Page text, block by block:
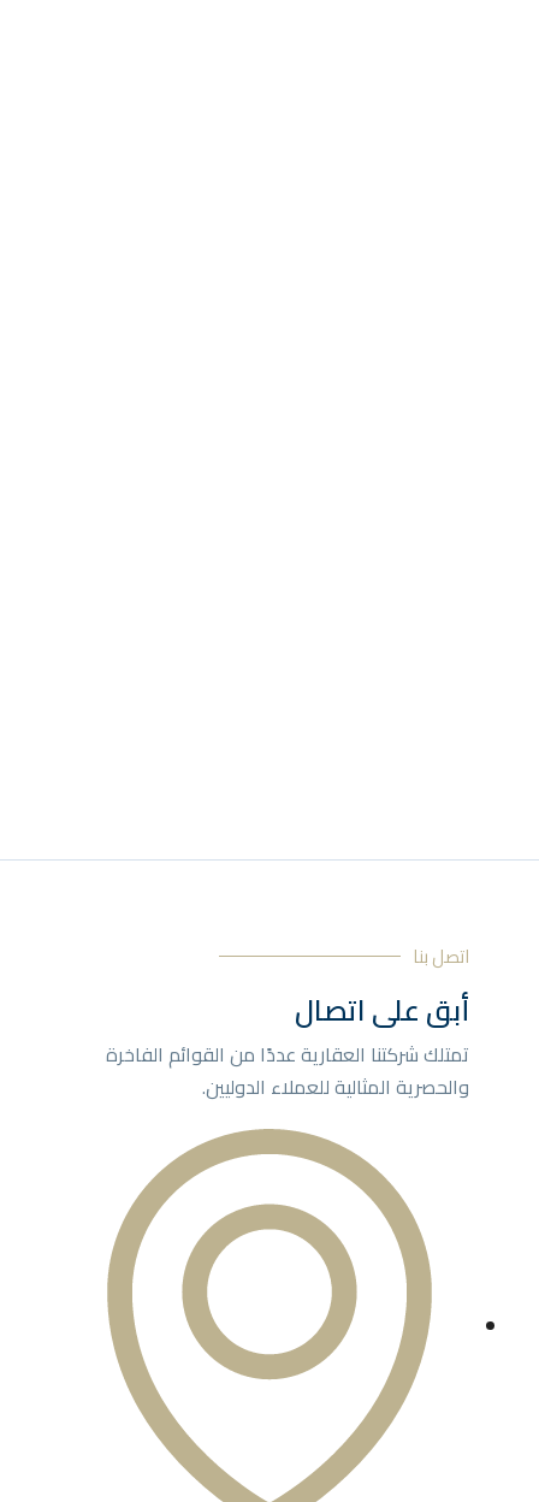
اتصل بنا
أبق على اتصال
تمتلك شركتنا العقارية عددًا من القوائم الفاخرة
والحصرية المثالية للعملاء الدوليين.